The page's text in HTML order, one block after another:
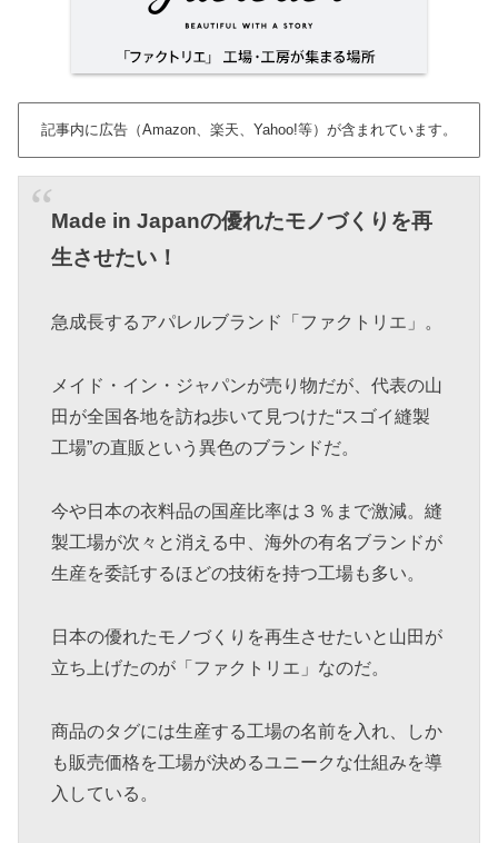
記事内に広告（Amazon、楽天、Yahoo!等）が含まれています。
Made in Japanの優れたモノづくりを再
生させたい！
急成長するアパレルブランド「ファクトリエ」。
メイド・イン・ジャパンが売り物だが、代表の山
田が全国各地を訪ね歩いて見つけた“スゴイ縫製
工場”の直販という異色のブランドだ。
今や日本の衣料品の国産比率は３％まで激減。縫
製工場が次々と消える中、海外の有名ブランドが
生産を委託するほどの技術を持つ工場も多い。
日本の優れたモノづくりを再生させたいと山田が
立ち上げたのが「ファクトリエ」なのだ。
商品のタグには生産する工場の名前を入れ、しか
も販売価格を工場が決めるユニークな仕組みを導
入している。